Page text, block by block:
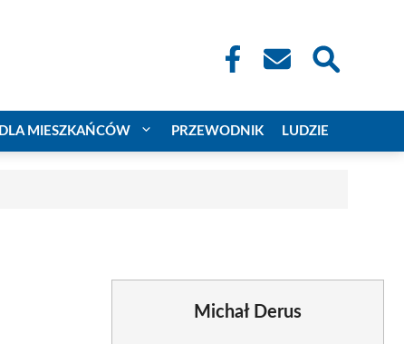
DLA MIESZKAŃCÓW PRZEWODNIK LUDZIE
Michał Derus